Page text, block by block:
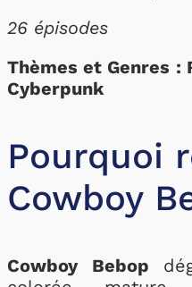
26 épisodes
Thèmes et Genres :
Cyberpunk
Pourquoi
Cowboy
Cowboy Bebop